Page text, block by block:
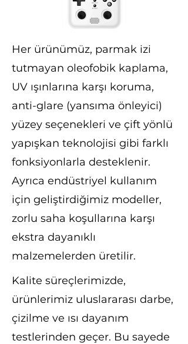
Her ürünümüz, parmak izi
tutmayan oleofobik kaplama,
UV ışınlarına karşı koruma,
anti-glare (yansıma önleyici)
yüzey seçenekleri ve çift yönlü
yapışkan teknolojisi gibi farklı
fonksiyonlarla desteklenir.
Ayrıca endüstriyel kullanım
için geliştirdiğimiz modeller,
zorlu saha koşullarına karşı
ekstra dayanıklı
malzemelerden üretilir.
Kalite süreçlerimizde,
ürünlerimiz uluslararası darbe,
çizilme ve ısı dayanım
testlerinden geçer. Bu sayede